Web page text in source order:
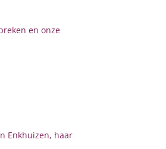
en onze
Enkhuizen, haar